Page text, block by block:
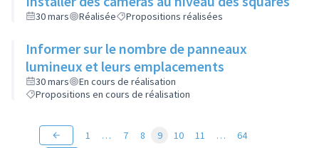
30 mars Réalisée Propositions réalisées
Informer sur le nombre de panneaux
lumineux et leurs emplacements
30 mars
En cours de réalisation
Propositions en cours de réalisation
1 … 7 8 9 10 11 … 64